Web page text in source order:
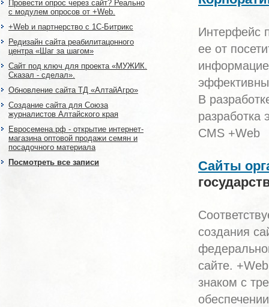
Провести опрос через сайт? Реально
с модулем опросов от +Web.
+Web и партнерство с 1С-Битрикс
Редизайн сайта реабилитацонного
центра «Шаг за шагом»
Сайт под ключ для проекта «МУЖИК.
Сказал - сделал».
Обновление сайта ТД «АлтайАгро»
Создание сайта для Союза
журналистов Алтайского края
Евросемена.рф - открытие интернет-
магазина оптовой продажи семян и
посадочного материала
Посмотреть все записи
Интерфейс
ее от
В
разработка
CMS +Web
Сайты
создания
сайте.
знаком с